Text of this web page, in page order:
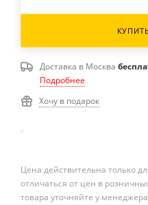
Доставка в Москва
Подробнее
Хочу в подарок
Цена действительна только
отличаться от цен в
товара уточняйте у